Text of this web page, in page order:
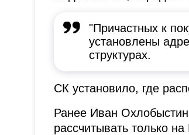
"Причастных к
установлены
структурах.
СК установило, где
Ранее Иван Охлобыстин
рассчитывать только на